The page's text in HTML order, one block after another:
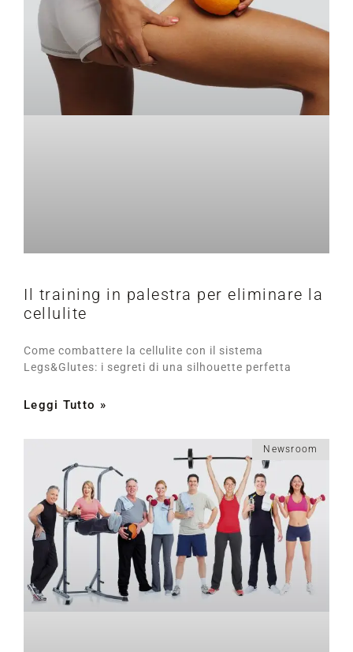
Il training in palestra per eliminare la
cellulite
Come combattere la cellulite con il sistema
Legs&Glutes: i segreti di una silhouette perfetta
Leggi Tutto »
Newsroom